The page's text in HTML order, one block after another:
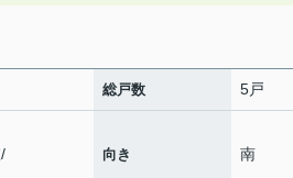
総戸数 5戸
/
向き 南